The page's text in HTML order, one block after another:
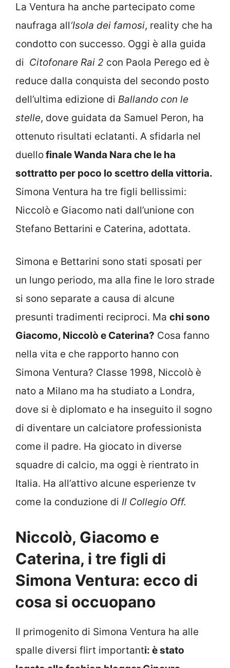
La Ventura ha anche partecipato come
naufraga all‘Isola dei famosi, reality che ha
condotto con successo. Oggi è alla guida
di Citofonare Rai 2 con Paola Perego ed è
reduce dalla conquista del secondo posto
dell’ultima edizione di Ballando con le
stelle, dove guidata da Samuel Peron, ha
ottenuto risultati eclatanti. A sfidarla nel
duellofinale Wanda Nara che le ha
sottratto per poco lo scettro della vittoria.
Simona Ventura ha tre figli bellissimi:
Niccolò e Giacomo nati dall’unione con
Stefano Bettarini e Caterina, adottata.
Simona e Bettarini sono stati sposati per
un lungo periodo, ma alla fine le loro strade
si sono separate a causa di alcune
presunti tradimenti reciproci. Ma chi sono
Giacomo, Niccolò e Caterina? Cosa fanno
nella vita e che rapporto hanno con
Simona Ventura? Classe 1998, Niccolò è
nato a Milano ma ha studiato a Londra,
dove si è diplomato e ha inseguito il sogno
di diventare un calciatore professionista
come il padre. Ha giocato in diverse
squadre di calcio, ma oggi è rientrato in
Italia. Ha all’attivo alcune esperienze tv
come la conduzione di Il Collegio Off.
Niccolò, Giacomo e
Caterina, i tre figli di
Simona Ventura: ecco di
cosa si occuopano
Il primogenito di Simona Ventura ha alle
spalle diversi flirt importanti: è stato